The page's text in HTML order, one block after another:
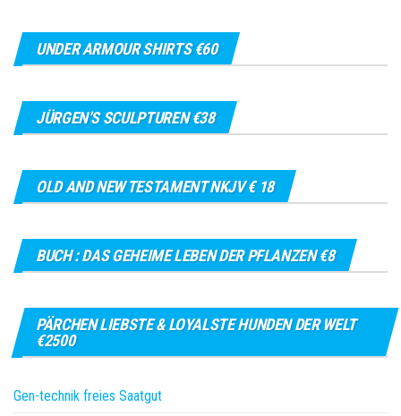
UNDER ARMOUR SHIRTS €60
JÜRGEN’S SCULPTUREN €38
OLD AND NEW TESTAMENT NKJV € 18
BUCH : DAS GEHEIME LEBEN DER PFLANZEN €8
PÄRCHEN LIEBSTE & LOYALSTE HUNDEN DER WELT
€2500
Gen-technik freies Saatgut